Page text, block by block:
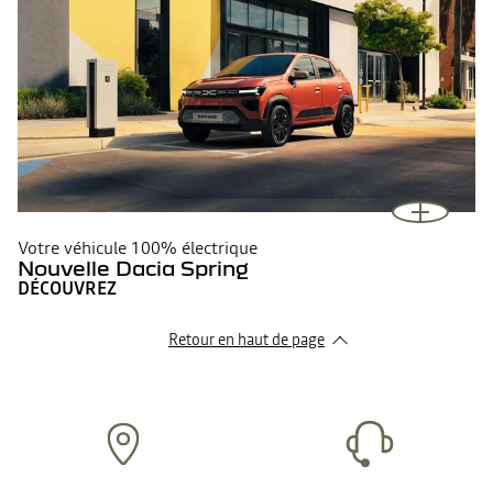
Votre véhicule 100% électrique
Nouvelle Dacia Spring
DÉCOUVREZ
Retour en haut de page